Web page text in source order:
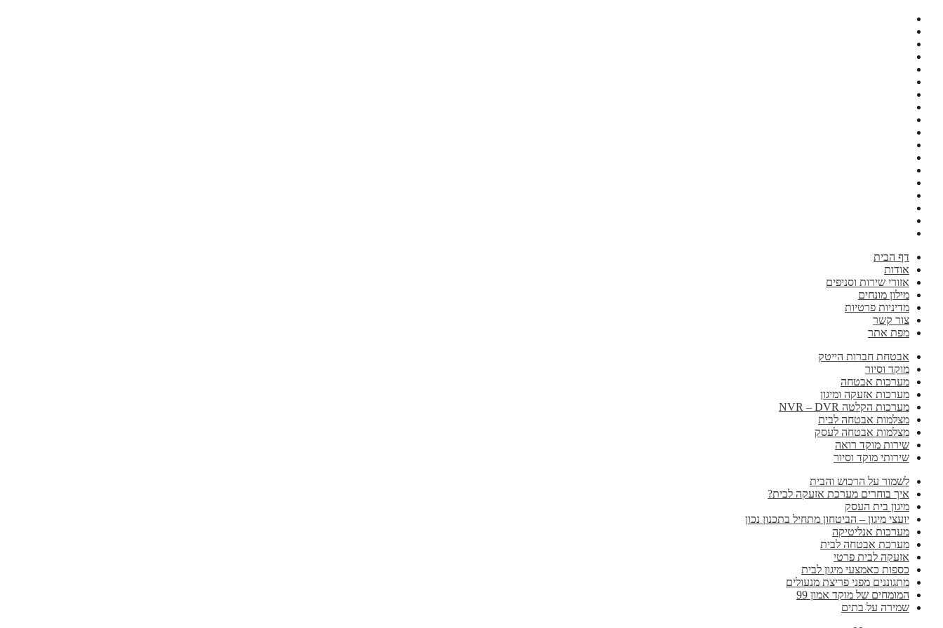
דף הבית
אודות
אזורי שירות וסניפים
מילון מונחים
מדיניות פרטיות
צור קשר
מפת אתר
אבטחת חברות הייטק
מוקד וסיור
מערכות אבטחה
מערכות אזעקה ומיגון
מערכות הקלטה NVR – DVR
מצלמות אבטחה לבית
מצלמות אבטחה לעסק
שירות מוקד רואה
שירותי מוקד וסיור
לשמור על הרכוש והבית
איך בוחרים מערכת אזעקה לבית?
מיגון בית העסק
יועצי מיגון – הביטחון מתחיל בתכנון נכון
מערכות אנליטיקה
מערכת אבטחה לבית
אזעקה לבית פרטי
כספות כאמצעי מיגון לבית
מתגוננים מפני פריצת מנעולים
המומחים של מוקד אמון 99
שמירה על בתים